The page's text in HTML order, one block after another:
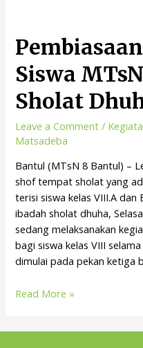
Siswa
Sholat
Leave a Comment /
Matsadeba
Bantul (MTsN 8 Bantul) –
shof tempat sholat yang
terisi siswa kelas VIII.A dan
ibadah sholat dhuha,
sedang melaksanakan
bagi siswa kelas VIII
dimulai pada pekan ketiga
Read More »